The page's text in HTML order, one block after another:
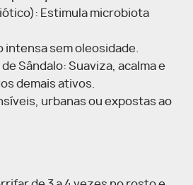
Estimula microbiota
intensa sem oleosidade.
Sândalo: Suaviza, acalma e
demais ativos.
urbanas ou expostas ao